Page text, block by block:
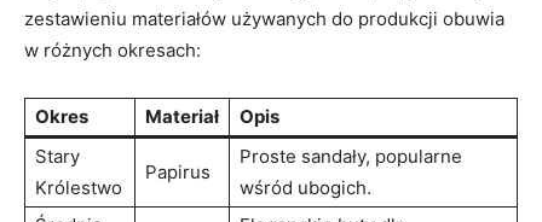
zestawieniu materiałów ⁣używanych do ⁤produkcji obuwia
w różnych‌ okresach:
Okres Materiał
Opis
Stary
Królestwo
Papirus
Proste⁣ sandały, popularne
wśród ubogich.